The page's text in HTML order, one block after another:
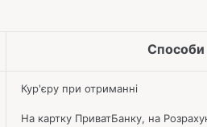
Способи
Кур'єру при отриманні
На картку ПриватБанку, на